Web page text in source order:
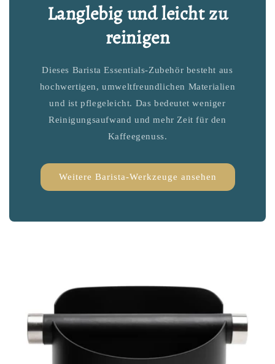
Langlebig und leicht zu
reinigen
Dieses Barista Essentials-Zubehör besteht aus
hochwertigen, umweltfreundlichen Materialien
und ist pflegeleicht. Das bedeutet weniger
Reinigungsaufwand und mehr Zeit für den
Kaffeegenuss.
Weitere Barista-Werkzeuge ansehen